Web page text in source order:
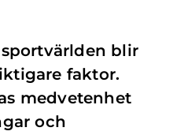
blir
faktor.
medvetenhet
och